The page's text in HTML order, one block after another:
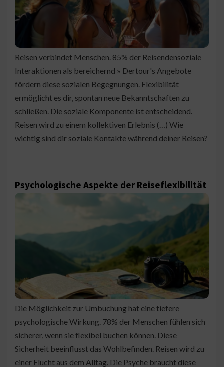
Reisen verbindet Menschen. 85% der Reisendensoziale
Interaktionen als bereichernd » Dertour's Angebote
fördern diese sozialen Begegnungen. Flexibilität
ermöglicht es dir, spontan neue Bekanntschaften zu
schließen. Die soziale Komponente ist entscheidend.
Reisen wird zu einem kollektiven Erlebnis (…) Wie
wichtig sind dir soziale Kontakte während deiner Reisen?
Psychologische Aspekte der Reiseflexibilität
Die Möglichkeit zur Umbuchung hat eine tiefere
psychologische Wirkung. 78% der Menschen fühlen sich
sicherer, wenn sie flexibel buchen können. Diese
Sicherheit beeinflusst das Wohlbefinden. Reisen wird zu
einer Flucht aus dem Alltag. Die Psyche braucht diese